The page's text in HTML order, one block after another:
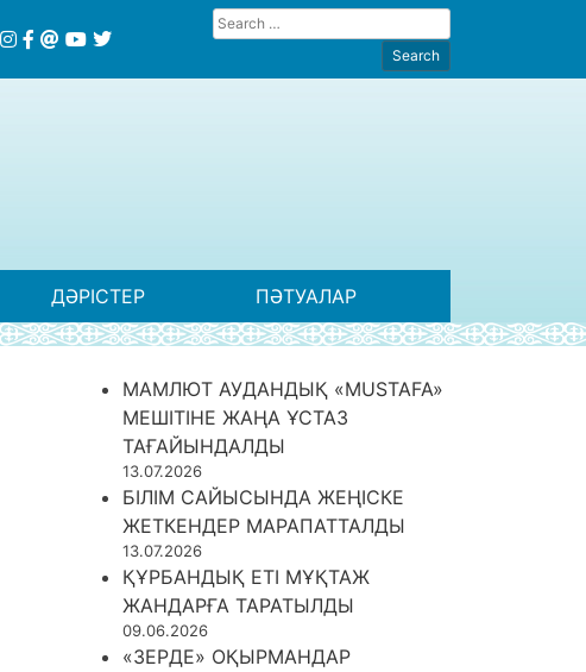
ДӘРІСТЕР ПӘТУАЛАР
МАМЛЮТ АУДАНДЫҚ «MUSTAFA»
МЕШІТІНЕ ЖАҢА ҰСТАЗ
ТАҒАЙЫНДАЛДЫ
13.07.2026
БІЛІМ САЙЫСЫНДА ЖЕҢІСКЕ
ЖЕТКЕНДЕР МАРАПАТТАЛДЫ
13.07.2026
ҚҰРБАНДЫҚ ЕТІ МҰҚТАЖ
ЖАНДАРҒА ТАРАТЫЛДЫ
09.06.2026
«ЗЕРДЕ» ОҚЫРМАНДАР